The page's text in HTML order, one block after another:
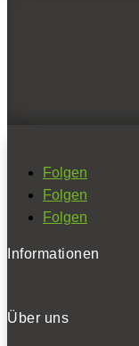
Folgen
Folgen
Folgen
Informationen
Über uns